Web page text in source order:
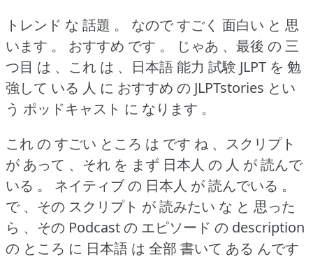
トレンド な 話題 。
なので すごく 面白い と 思
います 。
おすすめ です 。
じゃあ 、最後 の 三
つ目 は 、これ は 、日本語 能力 試験 JLPT を 勉
強して いる 人 に おすすめ の JLPTstories とい
う ポッドキャスト に なります 。
これ の すごい ところ は です ね 、スクリプト
が あって 、それ を まず 日本人 の 人 が 読んで
いる 。
ネイティブ の 日本人 が 読んでいる 。
で 、その スクリプト が 読みたい な と 思った
ら 、その Podcast の エピソード の description
の ところ に 日本語 は 全部 書いて ある んです